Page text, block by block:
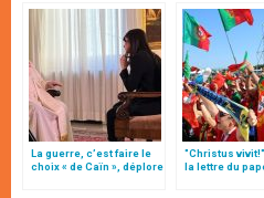
La guerre, c’est faire le
choix « de Caïn », déplore
"Christus
la lettre du